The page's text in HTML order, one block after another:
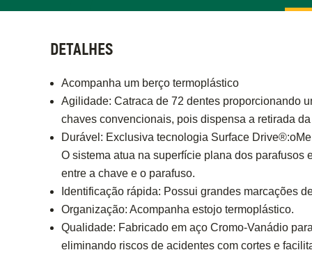
DETALHES
Acompanha um berço termoplástico
Agilidade: Catraca de 72 dentes proporcionando
chaves convencionais, pois dispensa a retirada
Durável: Exclusiva tecnologia Surface
O sistema atua na superfície plana dos parafusos
entre a chave e o parafuso.
Identificação rápida: Possui grandes marcações
Organização: Acompanha estojo termoplástico.
Qualidade: Fabricado em aço Cromo-Vanádio
eliminando riscos de acidentes com cortes e